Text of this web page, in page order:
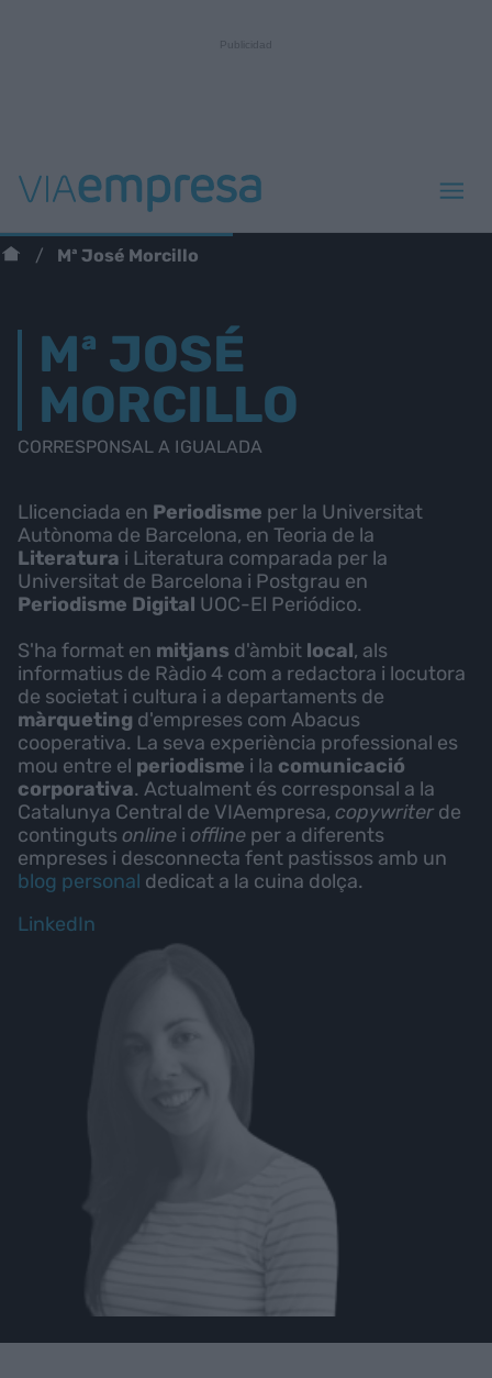
Mª José Morcillo
Mª JOSÉ
MORCILLO
CORRESPONSAL A IGUALADA
Llicenciada en Periodisme per la Universitat
Autònoma de Barcelona, en Teoria de la
Literatura i Literatura comparada per la
Universitat de Barcelona i Postgrau en
Periodisme Digital UOC-El Periódico.
S'ha format en mitjans d'àmbit local, als
informatius de Ràdio 4 com a redactora i locutora
de societat i cultura i a departaments de
màrqueting d'empreses com Abacus
cooperativa. La seva experiència professional es
mou entre el periodisme i la comunicació
corporativa. Actualment és corresponsal a la
Catalunya Central de VIAempresa, copywriter de
contingutsonline i offline per a diferents
empreses i desconnecta fent pastissos amb un
blog personal dedicat a la cuina dolça.
LinkedIn